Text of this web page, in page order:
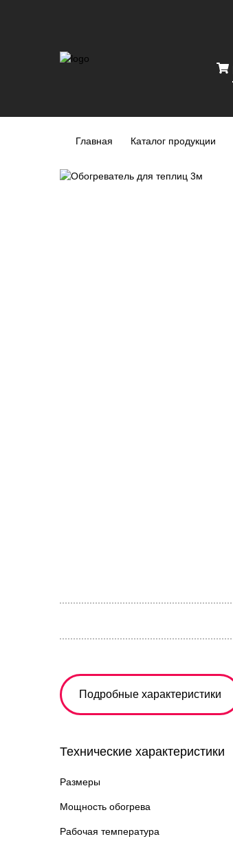
Главная Каталог продукции
Подробные характеристики
Технические характеристики
Размеры
Мощность обогрева
Рабочая температура